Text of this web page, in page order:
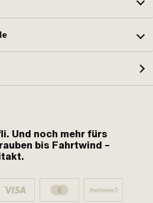
Und noch mehr fürs
bis Fahrtwind –